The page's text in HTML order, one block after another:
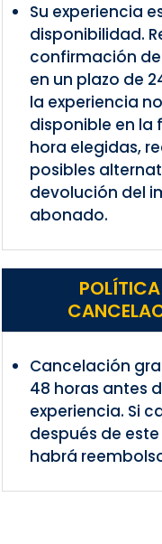
Su experiencia
disponibilidad.
confirmación
en un plazo de
la experiencia
disponible en la
hora elegidas,
posibles
devolución del
abonado.
Cancelación
48 horas antes
experiencia. Si
después de
habrá